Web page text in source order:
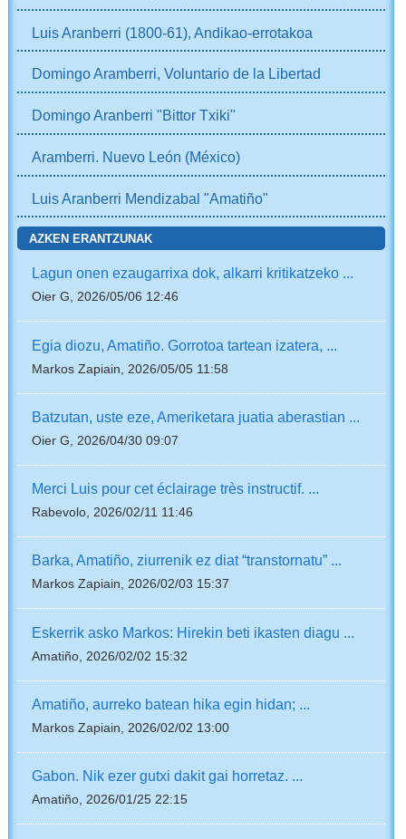
Luis Aranberri (1800-61), Andikao-errotakoa
Domingo Aramberri, Voluntario de la Libertad
Domingo Aranberri "Bittor Txiki"
Aramberri. Nuevo León (México)
Luis Aranberri Mendizabal "Amatiño"
AZKEN ERANTZUNAK
Lagun onen ezaugarrixa dok, alkarri kritikatzeko ...
Oier G, 2026/05/06 12:46
Egia diozu, Amatiño. Gorrotoa tartean izatera, ...
Markos Zapiain, 2026/05/05 11:58
Batzutan, uste eze, Ameriketara juatia aberastian ...
Oier G, 2026/04/30 09:07
Merci Luis pour cet éclairage très instructif. ...
Rabevolo, 2026/02/11 11:46
Barka, Amatiño, ziurrenik ez diat “transtornatu” ...
Markos Zapiain, 2026/02/03 15:37
Eskerrik asko Markos: Hirekin beti ikasten diagu ...
Amatiño, 2026/02/02 15:32
Amatiño, aurreko batean hika egin hidan; ...
Markos Zapiain, 2026/02/02 13:00
Gabon. Nik ezer gutxi dakit gai horretaz. ...
Amatiño, 2026/01/25 22:15